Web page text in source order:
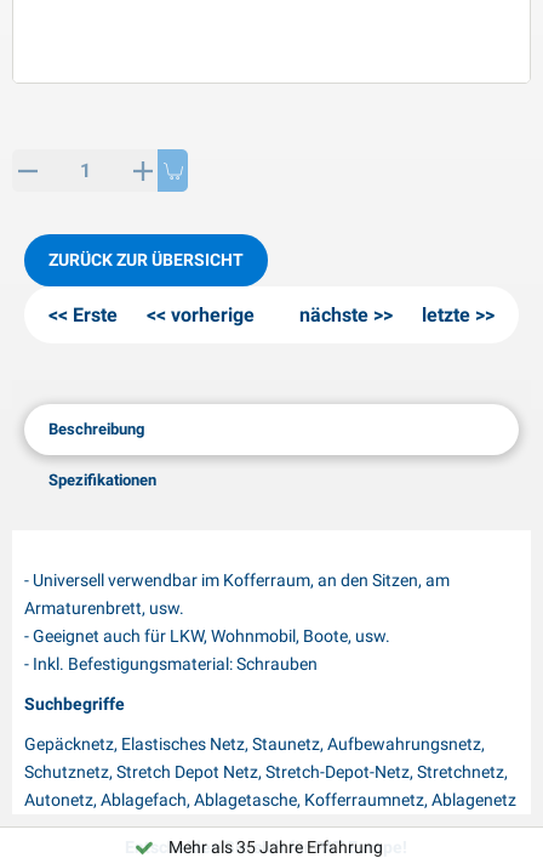
KO Artikel
ZURÜCK ZUR ÜBERSICHT
Erste vorherige nächste letzte
Beschreibung
Spezifikationen
- Universell verwendbar im Kofferraum, an den Sitzen, am
Armaturenbrett, usw.
- Geeignet auch für LKW, Wohnmobil, Boote, usw.
- Inkl. Befestigungsmaterial: Schrauben
Suchbegriffe
Gepäcknetz, Elastisches Netz, Staunetz, Aufbewahrungsnetz,
Schutznetz, Stretch Depot Netz, Stretch-Depot-Netz, Stretchnetz,
Autonetz, Ablagefach, Ablagetasche, Kofferraumnetz, Ablagenetz
Entscheiden Sie sich für PAT Europe!
Mehr als 35 Jahre Erfahrung